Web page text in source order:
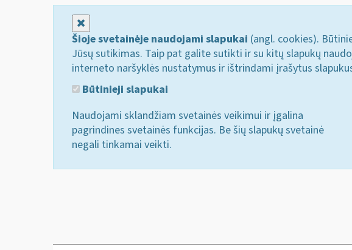
Šioje svetainėje naudojami slapukai (angl. cookies).
Jūsų sutikimas. Taip pat galite sutikti ir su kitų slapukų
interneto naršyklės nustatymus ir ištrindami įrašytus
Būtinieji slapukai
Naudojami sklandžiam svetainės veikimui ir įgalina
pagrindines svetainės funkcijas. Be šių slapukų svetainė
negali tinkamai veikti.